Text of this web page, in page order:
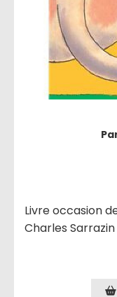
Livre occasion
Charles